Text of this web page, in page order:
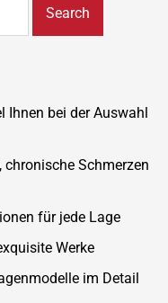
Ihnen bei der Auswahl
Schmerzen
für jede Lage
Werke
im Detail